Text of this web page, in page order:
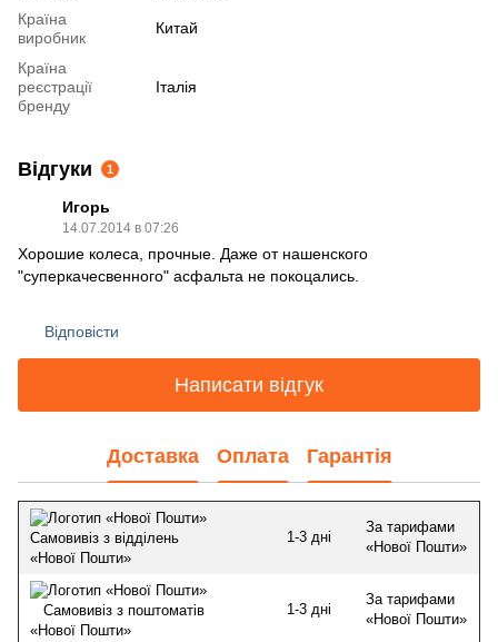
Країна
виробник
Китай
Країна
реєстрації
бренду
Італія
Відгуки 1
Игорь
14.07.2014 в 07:26
Хорошие колеса, прочные. Даже от нашенского
"суперкачесвенного" асфальта не покоцались.
Відповісти
Написати відгук
Доставка Оплата Гарантія
Самовивіз з відділень
«Нової Пошти»
1-3 дні
За тарифами
«Нової Пошти»
Самовивіз з поштоматів
«Нової Пошти»
1-3 дні
За тарифами
«Нової Пошти»